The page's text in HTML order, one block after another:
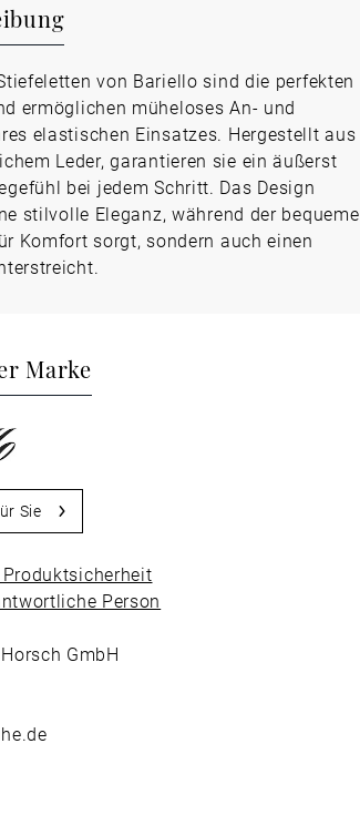
von Bariello sind die perfekten
ermöglichen müheloses An- und
elastischen Einsatzes. Hergestellt aus
Leder, garantieren sie ein äußerst
bei jedem Schritt. Das Design
stilvolle Eleganz, während der bequeme
Komfort sorgt, sondern auch einen
Marke
Sie
Person
GmbH